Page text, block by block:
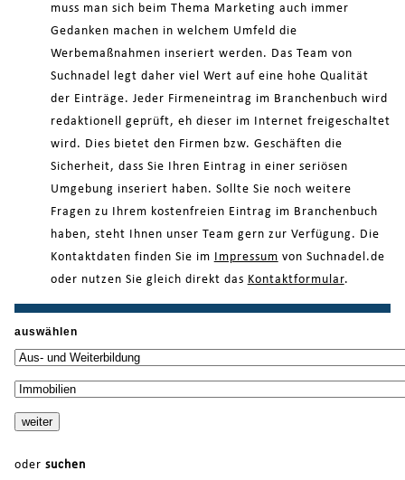
muss man sich beim Thema Marketing auch immer
Gedanken machen in welchem Umfeld die
Werbemaßnahmen inseriert werden. Das Team von
Suchnadel legt daher viel Wert auf eine hohe Qualität
der Einträge. Jeder Firmeneintrag im Branchenbuch wird
redaktionell geprüft, eh dieser im Internet freigeschaltet
wird. Dies bietet den Firmen bzw. Geschäften die
Sicherheit, dass Sie Ihren Eintrag in einer seriösen
Umgebung inseriert haben. Sollte Sie noch weitere
Fragen zu Ihrem kostenfreien Eintrag im Branchenbuch
haben, steht Ihnen unser Team gern zur Verfügung. Die
Kontaktdaten finden Sie im
Impressum von Suchnadel.de
oder nutzen Sie gleich direkt das Kontaktformular.
auswählen
oder suchen